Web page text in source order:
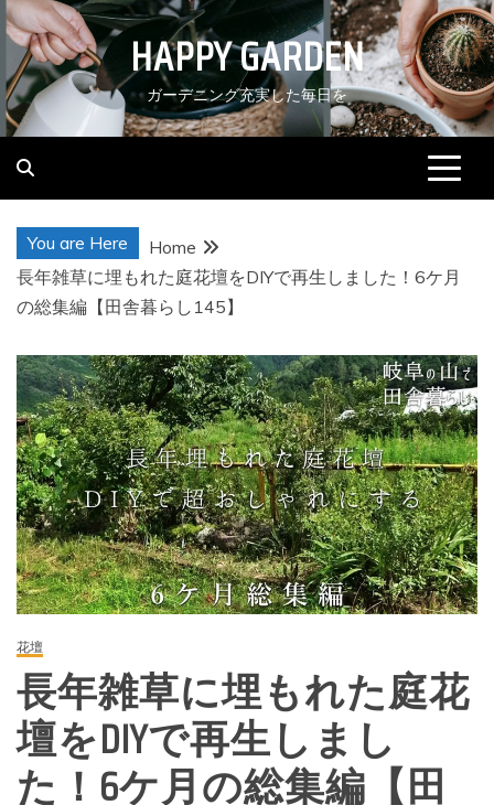
Skip
to
content
HAPPY GARDEN
ガーデニング充実した毎日を
You are Here
Home
長年雑草に埋もれた庭花壇をDIYで再生しました！6ケ月
の総集編【田舎暮らし145】
花壇
長年雑草に埋もれた庭花
壇をDIYで再生しまし
た！6ケ月の総集編【田